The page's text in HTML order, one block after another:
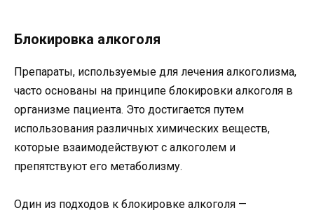
Блокировка алкоголя
Препараты, используемые для лечения алкоголизма,
часто основаны на принципе блокировки алкоголя в
организме пациента. Это достигается путем
использования различных химических веществ,
которые взаимодействуют с алкоголем и
препятствуют его метаболизму.
Один из подходов к блокировке алкоголя —